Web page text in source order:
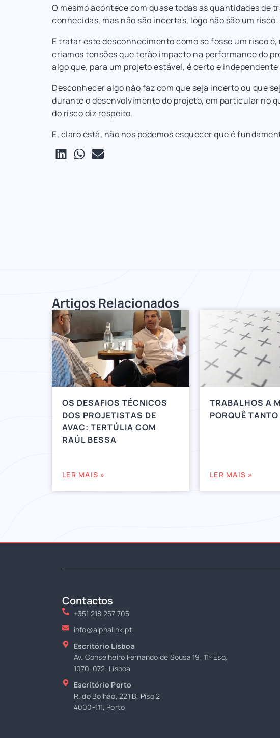
O mesmo acontece com quase todas as quantidades de
conhecidas, mas não são incertas, logo não são um risco.
E tratar este desconhecimento como se fosse um risco
criamos tensões que terão impacto na performance do
algo que, para um projeto estável, é certo e
Desconhecer algo não faz com que seja incerto ou que
durante o desenvolvimento do projeto, em particular no
do risco diz respeito.
E, claro está, não nos podemos esquecer que é
Artigos Relacionados
OS DESAFIOS TÉCNICOS
DOS PROJETISTAS DE
AVAC: TERTÚLIA COM
RAÚL BESSA
LER MAIS »
TRABALHOS A
PORQUÊ
LER MAIS »
Contactos
+351 218 257 705
info@alphalink.pt
Escritório Lisboa
Av. Conselheiro Fernando de Sousa 19, 11º Esq.
1070-072, Lisboa
Escritório Porto
R. do Bolhão, 221 B, Piso 2
4000-111, Porto